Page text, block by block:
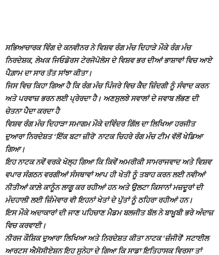
ਸਭਿਆਚਾਰਕ ਵਿੰਗ ਦੇ ਕਨਵੀਨਰ ਨੇ ਵਿਸ਼ਵ ਰੰਗ ਮੰਚ ਦਿਹਾੜੇ ਮੌਕੇ ਰੰਗ ਮੰਚ
ਨਿਰਦੇਸ਼ਕ, ਲੇਖਕ ਜਿਓਡੋਰਸ ਟੇਰਜੋਪੋਲੋਸ ਦੇ ਵਿਸ਼ਵ ਭਰ ਦੀਆਂ ਭਾਸ਼ਾਵਾਂ ਵਿਚ ਆਏ
ਪੈਗ਼ਾਮ ਦਾ ਸਾਰ ਤੱਤ ਸਾਂਝਾ ਕੀਤਾ।
ਜਿਸ ਵਿਚ ਕਿਹਾ ਗਿਆ ਹੈ ਕਿ ਰੰਗ ਮੰਚ ਪਿੰਜਰੇ ਵਿਚ ਕੈਦ ਜ਼ਿੰਦਗੀ ਨੂੰ ਸੰਵਾਦ ਕਰਨ
ਅਤੇ ਪਰਵਾਜ਼ ਭਰਨ ਲਈ ਪ੍ਰੇਰਦਾ ਹੈ। ਅਣਸੁਲਝੇ ਸਵਾਲਾਂ ਦੇ ਜਵਾਬ ਲੱਭਣ ਦੀ
ਚੇਤਨਾ ਪੈਦਾ ਕਰਦਾ ਹੈ
ਵਿਸ਼ਵ ਰੰਗ ਮੰਚ ਦਿਹਾੜਾ ਸਮਾਗਮ ਮੌਕੇ ਦਵਿੰਦਰ ਗਿੱਲ ਦਾ ਲਿਖਿਆ ਹਰਜੀਤ
ਦੁਆਰਾ ਨਿਰਦੇਸ਼ਤ ‘ਇੱਕ ਬਟਾ ਜ਼ੀਰੋ’ ਨਾਟਕ ਚਿਹਰੇ ਰੰਗ ਮੰਚ ਟੀਮ ਵੱਲੋਂ ਖੇਡਿਆ
ਗਿਆ।
ਇਹ ਨਾਟਕ ਨਵੇਂ ਵਰਕੇ ਖੋਲ੍ਹ ਗਿਆ ਕਿ ਕਿਵੇਂ ਅਮਰੀਕੀ ਸਾਮਰਾਜਵਾਦ ਅਤੇ ਵਿਸ਼ਵ
ਵਪਾਰ ਸੰਗਠਨ ਵਰਗੀਆਂ ਸੰਸਥਾਵਾਂ ਆਪ ਹੀ ਖੇਤੀ ਨੂੰ ਤਬਾਹ ਕਰਨ ਲਈ ਨਵੀਆਂ
ਨੀਤੀਆਂ ਕਾਲ਼ੇ ਕਾਨੂੰਨ ਲਾਗੂ ਕਰ ਰਹੀਆਂ ਹਨ ਅਤੇ ਉਲਟਾ ਕਿਸਾਨਾਂ ਮਜ਼ਦੂਰਾਂ ਦੀ
ਮੰਦਹਾਲੀ ਲਈ ਜ਼ਿੰਮੇਵਾਰ ਵੀ ਇਹਨਾਂ ਖੇਤਾਂ ਦੇ ਪੁੱਤਾਂ ਨੂੰ ਠਹਿਰਾ ਰਹੀਆਂ ਹਨ।
ਇਸ ਮੌਕੇ ਅਦਾਕਾਰਾਂ ਦੀ ਜਾਣ ਪਹਿਚਾਣ ਮੈਡਮ ਬਲਜੀਤ ਬੱਲ ਨੇ ਬਾਖ਼ੂਬੀ ਭਰੇ ਅੰਦਾਜ਼
ਵਿਚ ਕਰਵਾਈ।
ਨੀਰਜ ਕੌਸ਼ਿਕ ਦੁਆਰਾ ਲਿਖਿਆ ਅਤੇ ਨਿਰਦੇਸ਼ਤ ਕੀਤਾ ਨਾਟਕ ‘ਜ਼ੰਜੀਰੇਂ’ ਸਟਾਈਲ
ਆਰਟਸ ਐਸੋਸੀਏਸ਼ਨ ਇਹ ਸੁਨੇਹਾ ਦੇ ਗਿਆ ਕਿ ਸਾਡਾ ਇਤਿਹਾਸਕ ਵਿਰਸਾ ਤਾਂ